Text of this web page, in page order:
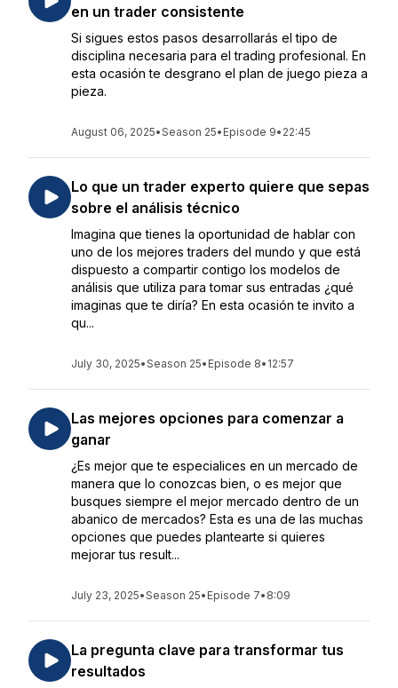
en un trader consistente
Si sigues estos pasos desarrollarás el tipo de
disciplina necesaria para el trading profesional. En
esta ocasión te desgrano el plan de juego pieza a
pieza.
August 06, 2025•Season 25• Episode 9• 22:45
Lo que un trader experto quiere que sepas
sobre el análisis técnico
Imagina que tienes la oportunidad de hablar con
uno de los mejores traders del mundo y que está
dispuesto a compartir contigo los modelos de
análisis que utiliza para tomar sus entradas ¿qué
imaginas que te diría? En esta ocasión te invito a
qu...
July 30, 2025•Season 25• Episode 8• 12:57
Las mejores opciones para comenzar a
ganar
¿Es mejor que te especialices en un mercado de
manera que lo conozcas bien, o es mejor que
busques siempre el mejor mercado dentro de un
abanico de mercados? Esta es una de las muchas
opciones que puedes plantearte si quieres
mejorar tus result...
July 23, 2025•Season 25• Episode 7• 8:09
La pregunta clave para transformar tus
resultados